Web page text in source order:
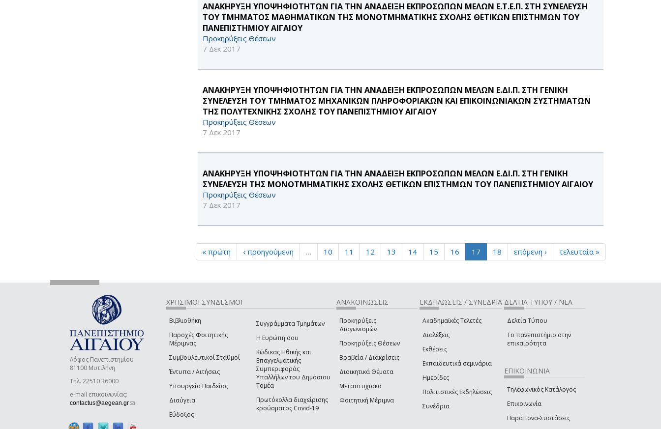
ΑΝΑΚΗΡΥΞΗ ΥΠΟΨΗΦΙΟΤΗΤΩΝ ΓΙΑ ΤΗΝ ΑΝΑΔΕΙΞΗ ΕΚΠΡΟΣΩΠΩΝ ΜΕΛΩΝ Ε.Τ.Ε.Π. ΣΤΗ ΣΥΝΕΛΕΥΣΗ
ΤΟΥ ΤΜΗΜΑΤΟΣ ΜΑΘΗΜΑΤΙΚΩΝ ΤΗΣ ΜΟΝΟΤΜΗΜΑΤΙΚΗΣ ΣΧΟΛΗΣ ΘΕΤΙΚΩΝ ΕΠΙΣΤΗΜΩΝ ΤΟΥ
ΠΑΝΕΠΙΣΤΗΜΙΟΥ ΑΙΓΑΙΟΥ
Προκηρύξεις Θέσεων
7 Δεκ 2017
ΑΝΑΚΗΡΥΞΗ ΥΠΟΨΗΦΙΟΤΗΤΩΝ ΓΙΑ ΤΗΝ ΑΝΑΔΕΙΞΗ ΕΚΠΡΟΣΩΠΩΝ ΜΕΛΩΝ Ε.ΔΙ.Π. ΣΤΗ ΓΕΝΙΚΗ
ΣΥΝΕΛΕΥΣΗ ΤΟΥ ΤΜΗΜΑΤΟΣ ΜΗΧΑΝΙΚΩΝ ΠΛΗΡΟΦΟΡΙΑΚΩΝ ΚΑΙ ΕΠΙΚΟΙΝΩΝΙΑΚΩΝ ΣΥΣΤΗΜΑΤΩΝ
ΤΗΣ ΠΟΛΥΤΕΧΝΙΚΗΣ ΣΧΟΛΗΣ ΤΟΥ ΠΑΝΕΠΙΣΤΗΜΙΟΥ ΑΙΓΑΙΟΥ
Προκηρύξεις Θέσεων
7 Δεκ 2017
ΑΝΑΚΗΡΥΞΗ ΥΠΟΨΗΦΙΟΤΗΤΩΝ ΓΙΑ ΤΗΝ ΑΝΑΔΕΙΞΗ ΕΚΠΡΟΣΩΠΩΝ ΜΕΛΩΝ Ε.ΔΙ.Π. ΣΤΗ ΓΕΝΙΚΗ
ΣΥΝΕΛΕΥΣΗ ΤΗΣ ΜΟΝΟΤΜΗΜΑΤΙΚΗΣ ΣΧΟΛΗΣ ΘΕΤΙΚΩΝ ΕΠΙΣΤΗΜΩΝ ΤΟΥ ΠΑΝΕΠΙΣΤΗΜΙΟΥ ΑΙΓΑΙΟΥ
Προκηρύξεις Θέσεων
7 Δεκ 2017
« πρώτη ‹ προηγούμενη … 10 11 12 13 14 15 16 17 18 επόμενη › τελευταία »
Λόφος Πανεπιστημίου
81100 Μυτιλήνη
Τηλ. 22510 36000
e-mail επικοινωνίας:
contactus@aegean.gr(link sends e-mail)
ΧΡΗΣΙΜΟΙ ΣΥΝΔΕΣΜΟΙ
Βιβλιοθήκη
Παροχές Φοιτητικής
Μέριμνας
Συμβουλευτικοί Σταθμοί
Έντυπα / Αιτήσεις
Υπουργείο Παιδείας
Διαύγεια
Εύδοξος
Συγγράμματα Τμημάτων
Η Ευρώπη σου
Κώδικας Ηθικής και
Επαγγελματικής
Συμπεριφοράς
Υπαλλήλων του Δημόσιου
Τομέα
Πρωτόκολλα διαχείρισης
κρούσματος Covid-19
ΑΝΑΚΟΙΝΩΣΕΙΣ
Προκηρύξεις
Διαγωνισμών
Προκηρύξεις Θέσεων
Βραβεία / Διακρίσεις
Διοικητικά Θέματα
Μεταπτυχιακά
Φοιτητική Μέριμνα
ΕΚΔΗΛΩΣΕΙΣ / ΣΥΝΕΔΡΙΑ
Ακαδημαϊκές Τελετές
Διαλέξεις
Εκθέσεις
Εκπαιδευτικά σεμινάρια
Ημερίδες
Πολιτιστικές Εκδηλώσεις
Συνέδρια
ΔΕΛΤΙΑ ΤΥΠΟΥ / ΝΕΑ
Δελτία Τύπου
Το πανεπιστήμιο στην
επικαιρότητα
ΕΠΙΚΟΙΝΩΝΙΑ
Τηλεφωνικός Κατάλογος
Επικοινωνία
Παράπονα-Συστάσεις